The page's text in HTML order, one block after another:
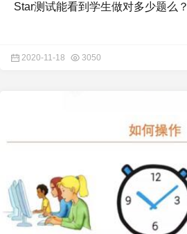
Star测试能看到学生做对多少题么？
2020-11-18 3050